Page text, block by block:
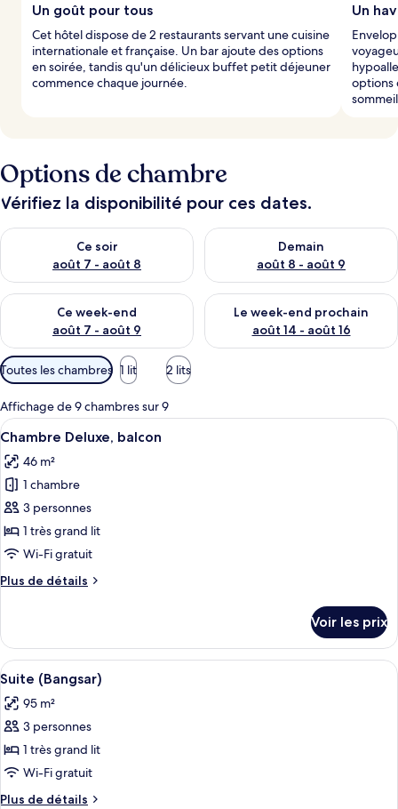
Un goût pour tous
Cet hôtel dispose de 2 restaurants servant une cuisine
internationale et française. Un bar ajoute des options
en soirée, tandis qu'un délicieux buffet petit déjeuner
commence chaque journée.
Un
options
Options de chambre
Vérifiez la disponibilité pour ces dates.
Ce soir
août 7 - août 8
Vérifier la disponibilité pour ce soir août 7 - août 8
Demain
août 8 - août 9
Vérifier la disponibilité pour
Ce week-end
août 7 - août 9
Vérifier la disponibilité pour ce week-end août 7 - août 9
Le week-end prochain
août 14 - août 16
Vérifier la disponibilité pour
Filtres
disponibles
pour
les
chambres
Toutes les chambres 1 lit 2 lits
Affichage de 9 chambres sur 9
Afficher
toutes
les
photos
pour
ce
type
chambre :
balcon
Une chambre d’hôtel moderne
4
Chambre Deluxe, balcon
46 m²
1 chambre
3 personnes
1 très grand lit
Wi-Fi gratuit
Plus de détails
Plus
le
type
de
chambre
Chambre
Deluxe,
Voir les prix
Afficher
toutes
les
photos
pour
ce
type
Une chambre moderne avec un
4
Suite (Bangsar)
95 m²
3 personnes
1 très grand lit
Wi-Fi gratuit
Plus de détails
Plus